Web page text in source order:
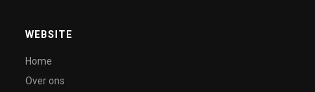
WEBSITE
Home
Over ons